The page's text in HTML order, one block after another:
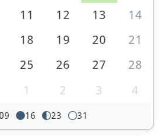
11 12 13
14
18 19 20
21
25 26 27
28
1 2 3 4
09 16 23 31